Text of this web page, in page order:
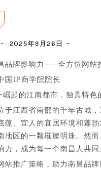
2025年9月26日
品牌影响力——全方位网站
国IP商学院院长
起的江南都市，独具特色
于江西省南部的千年古城
蕴、宜人的宜居环境和蓬
地区的一颗璀璨明珠。然
力，成为每一个南昌人共同
站推广策略，助力南昌品